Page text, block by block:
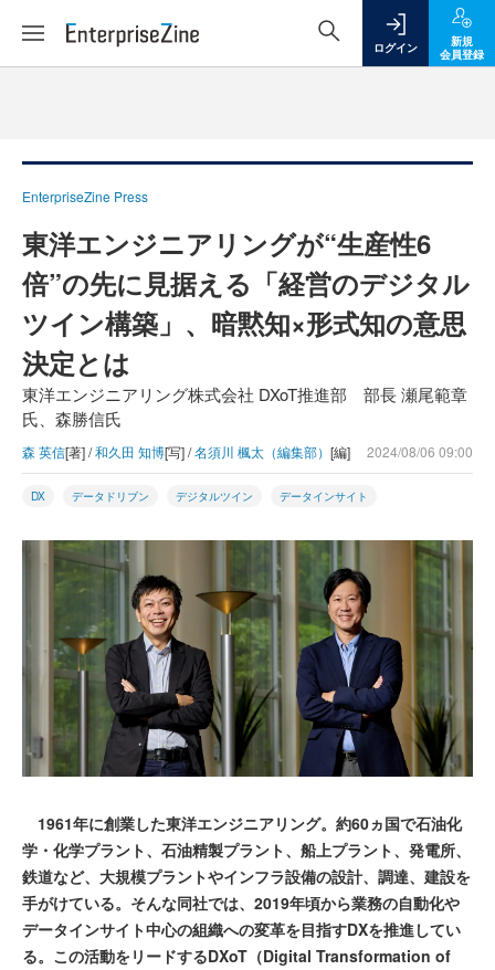
ログイン
新規
会員登録
EnterpriseZine Press
東洋エンジニアリングが“生産性6
倍”の先に見据える「経営のデジタル
ツイン構築」、暗黙知×形式知の意思
決定とは
東洋エンジニアリング株式会社 DXoT推進部 部長 瀬尾範章
氏、森勝信氏
森 英信[著] /和久田 知博[写] /名須川 楓太（編集部） [編] 2024/08/06 09:00
DX データドリブン デジタルツイン データインサイト
1961年に創業した東洋エンジニアリング。約60ヵ国で石油化
学・化学プラント、石油精製プラント、船上プラント、発電所、
鉄道など、大規模プラントやインフラ設備の設計、調達、建設を
手がけている。そんな同社では、2019年頃から業務の自動化や
データインサイト中心の組織への変革を目指すDXを推進してい
る。この活動をリードするDXoT（Digital Transformation of